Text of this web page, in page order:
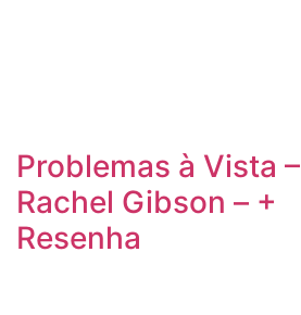
Problemas à Vista –
Rachel Gibson – +
Resenha